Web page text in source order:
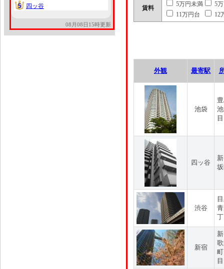
5
5 四ッ谷
08月08日15時更新
賃料
5万円未満
5
11万円台
12
外観 最寄駅
池袋
目
四ッ谷
渋谷
新宿
目